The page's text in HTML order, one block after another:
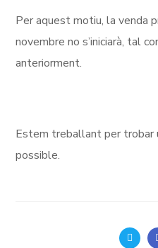
Per aquest motiu, la venda
novembre no s’iniciarà, tal
anteriorment.
Estem treballant per trobar
possible.